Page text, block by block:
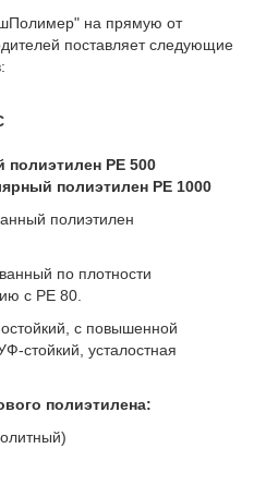
на прямую от
поставляет следующие
PE 500
полиэтилен PE 1000
полиэтилен
по плотности
с PE 80.
с повышенной
стойкий, усталостная
полиэтилена: